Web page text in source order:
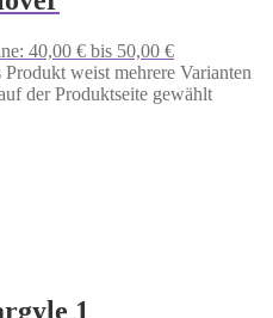
40,00 € bis 50,00 €
Produkt weist mehrere Varianten
der Produktseite gewählt
1